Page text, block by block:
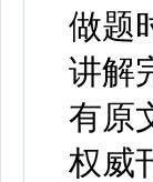
做题
讲解
有原
权威